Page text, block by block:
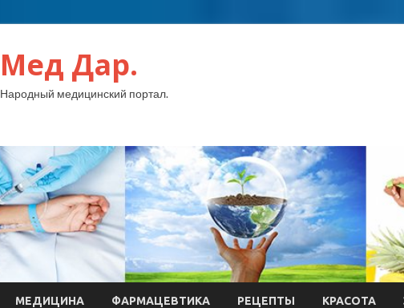
Мед Дар.
Народный медицинский портал.
МЕДИЦИНА ФАРМАЦЕВТИКА РЕЦЕПТЫ КРАСОТА